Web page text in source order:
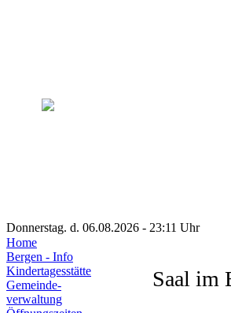
Donnerstag. d. 06.08.2026 - 23:11 Uhr
Home
Bergen - Info
Kindertagesstätte
Gemeinde-
verwaltung
Saal im